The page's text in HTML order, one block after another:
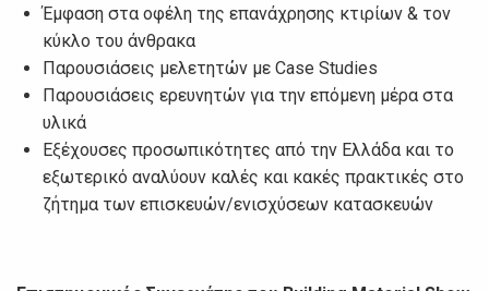
Έμφαση στα οφέλη της επανάχρησης κτιρίων & τον
κύκλο του άνθρακα
Παρουσιάσεις μελετητών με Case Studies
Παρουσιάσεις ερευνητών για την επόμενη μέρα στα
υλικά
Εξέχουσες προσωπικότητες από την Ελλάδα και το
εξωτερικό αναλύουν καλές και κακές πρακτικές στο
ζήτημα των επισκευών/ενισχύσεων κατασκευών